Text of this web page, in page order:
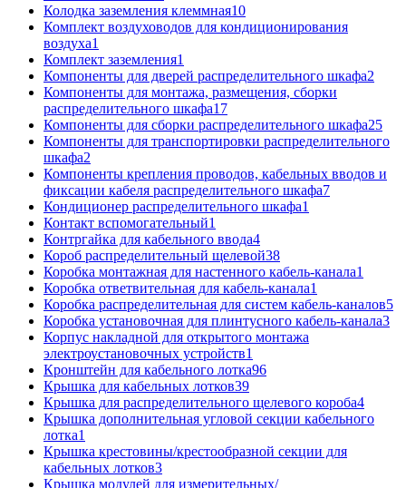
Колодка заземления клеммная10
Комплект воздуховодов для кондиционирования
воздуха1
Комплект заземления1
Компоненты для дверей распределительного шкафа2
Компоненты для монтажа, размещения, сборки
распределительного шкафа17
Компоненты для сборки распределительного шкафа25
Компоненты для транспортировки распределительного
шкафа2
Компоненты крепления проводов, кабельных вводов и
фиксации кабеля распределительного шкафа7
Кондиционер распределительного шкафа1
Контакт вспомогательный1
Контргайка для кабельного ввода4
Короб распределительный щелевой38
Коробка монтажная для настенного кабель-канала1
Коробка ответвительная для кабель-канала1
Коробка распределительная для систем кабель-каналов5
Коробка установочная для плинтусного кабель-канала3
Корпус накладной для открытого монтажа
электроустановочных устройств1
Кронштейн для кабельного лотка96
Крышка для кабельных лотков39
Крышка для распределительного щелевого короба4
Крышка дополнительная угловой секции кабельного
лотка1
Крышка крестовины/крестообразной секции для
кабельных лотков3
Крышка модулей для измерительных/